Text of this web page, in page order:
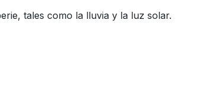
tales como la lluvia y la luz solar.